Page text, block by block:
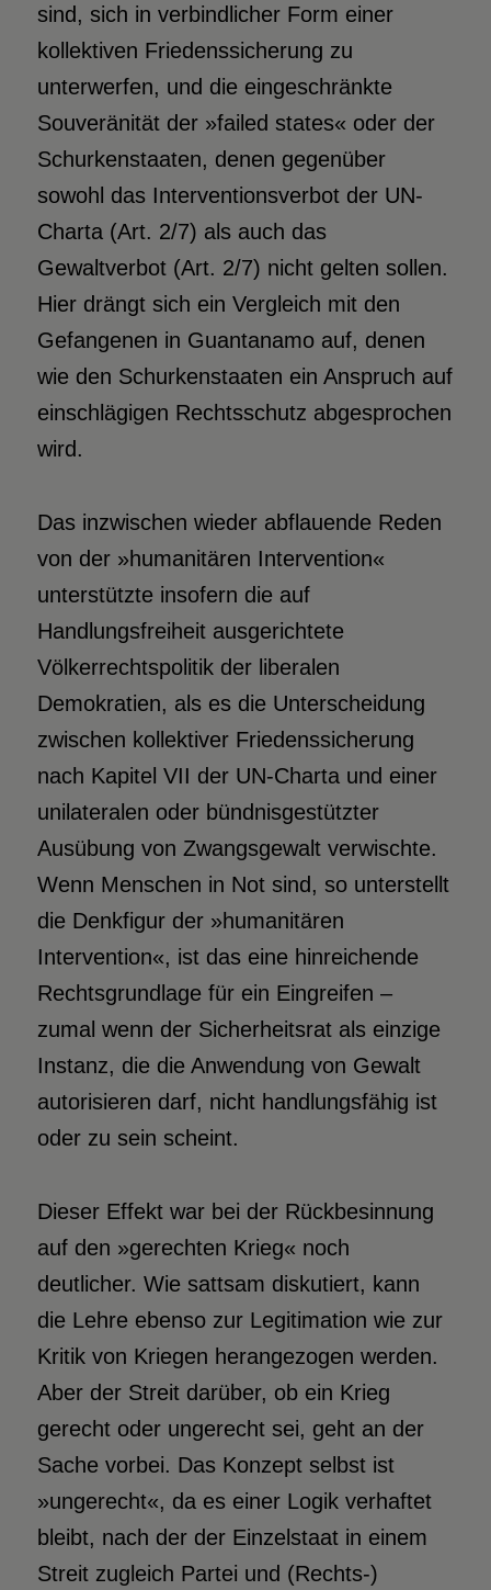
sind, sich in verbindlicher Form einer
kollektiven Friedenssicherung zu
unterwerfen, und die eingeschränkte
Souveränität der »failed states« oder der
Schurkenstaaten, denen gegenüber
sowohl das Interventionsverbot der UN-
Charta (Art. 2/7) als auch das
Gewaltverbot (Art. 2/7) nicht gelten sollen.
Hier drängt sich ein Vergleich mit den
Gefangenen in Guantanamo auf, denen
wie den Schurkenstaaten ein Anspruch auf
einschlägigen Rechtsschutz abgesprochen
wird.
Das inzwischen wieder abflauende Reden
von der »humanitären Intervention«
unterstützte insofern die auf
Handlungsfreiheit ausgerichtete
Völkerrechtspolitik der liberalen
Demokratien, als es die Unterscheidung
zwischen kollektiver Friedenssicherung
nach Kapitel VII der UN-Charta und einer
unilateralen oder bündnisgestützter
Ausübung von Zwangsgewalt verwischte.
Wenn Menschen in Not sind, so unterstellt
die Denkfigur der »humanitären
Intervention«, ist das eine hinreichende
Rechtsgrundlage für ein Eingreifen –
zumal wenn der Sicherheitsrat als einzige
Instanz, die die Anwendung von Gewalt
autorisieren darf, nicht handlungsfähig ist
oder zu sein scheint.
Dieser Effekt war bei der Rückbesinnung
auf den »gerechten Krieg« noch
deutlicher. Wie sattsam diskutiert, kann
die Lehre ebenso zur Legitimation wie zur
Kritik von Kriegen herangezogen werden.
Aber der Streit darüber, ob ein Krieg
gerecht oder ungerecht sei, geht an der
Sache vorbei. Das Konzept selbst ist
»ungerecht«, da es einer Logik verhaftet
bleibt, nach der der Einzelstaat in einem
Streit zugleich Partei und (Rechts-)